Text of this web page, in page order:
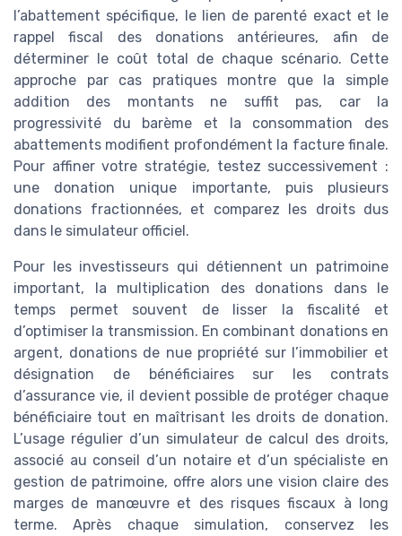
l’abattement spécifique, le lien de parenté exact et le
rappel fiscal des donations antérieures, afin de
déterminer le coût total de chaque scénario. Cette
approche par cas pratiques montre que la simple
addition des montants ne suffit pas, car la
progressivité du barème et la consommation des
abattements modifient profondément la facture finale.
Pour affiner votre stratégie, testez successivement :
une donation unique importante, puis plusieurs
donations fractionnées, et comparez les droits dus
dans le simulateur officiel.
Pour les investisseurs qui détiennent un patrimoine
important, la multiplication des donations dans le
temps permet souvent de lisser la fiscalité et
d’optimiser la transmission. En combinant donations en
argent, donations de nue propriété sur l’immobilier et
désignation de bénéficiaires sur les contrats
d’assurance vie, il devient possible de protéger chaque
bénéficiaire tout en maîtrisant les droits de donation.
L’usage régulier d’un simulateur de calcul des droits,
associé au conseil d’un notaire et d’un spécialiste en
gestion de patrimoine, offre alors une vision claire des
marges de manœuvre et des risques fiscaux à long
terme. Après chaque simulation, conservez les